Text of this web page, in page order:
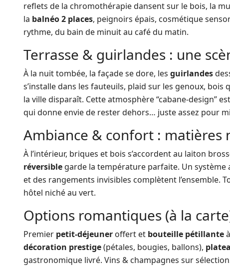
reflets de la chromothérapie dansent sur le bois, la
la balnéo 2 places, peignoirs épais, cosmétique
rythme, du bain de minuit au café du matin.
Terrasse & guirlandes : une
À la nuit tombée, la façade se dore, les guirlandes
s’installe dans les fauteuils, plaid sur les genoux,
la ville disparaît. Cette atmosphère “cabane-design”
qui donne envie de rester dehors… juste assez pour
Ambiance & confort : matières
À l’intérieur, briques et bois s’accordent au laiton
réversible garde la température parfaite. Un système
et des rangements invisibles complètent l’ensemble.
hôtel niché au vert.
Options romantiques (à la
Premier petit-déjeuner offert et bouteille pétillante
décoration prestige(pétales, bougies, ballons),
gastronomique livré. Vins & champagnes sur